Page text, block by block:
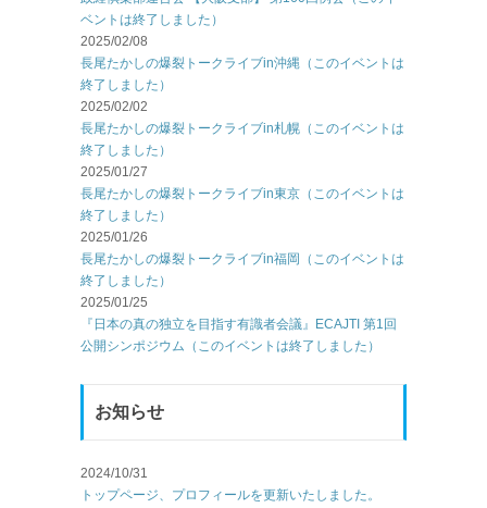
ベントは終了しました）
2025/02/08
長尾たかしの爆裂トークライブin沖縄（このイベントは
終了しました）
2025/02/02
長尾たかしの爆裂トークライブin札幌（このイベントは
終了しました）
2025/01/27
長尾たかしの爆裂トークライブin東京（このイベントは
終了しました）
2025/01/26
長尾たかしの爆裂トークライブin福岡（このイベントは
終了しました）
2025/01/25
『日本の真の独立を目指す有識者会議』ECAJTI 第1回
公開シンポジウム（このイベントは終了しました）
お知らせ
2024/10/31
トップページ、プロフィールを更新いたしました。